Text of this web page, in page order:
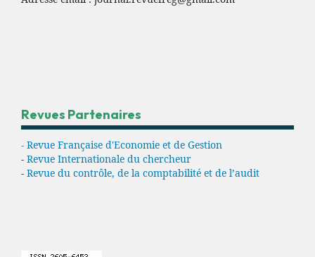
Revues Partenaires
- Revue Française d'Economie et de Gestion
- Revue Internationale du chercheur
- Revue du contrôle, de la comptabilité et de l’audit